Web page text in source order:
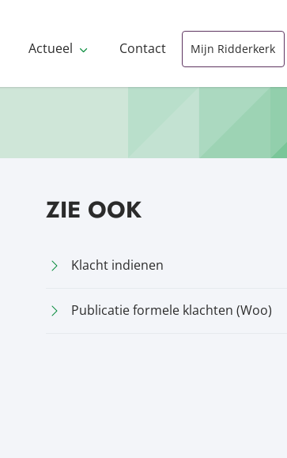
Actueel Contact Mijn Ridderkerk
ZIE OOK
Klacht indienen
Publicatie formele klachten (Woo)